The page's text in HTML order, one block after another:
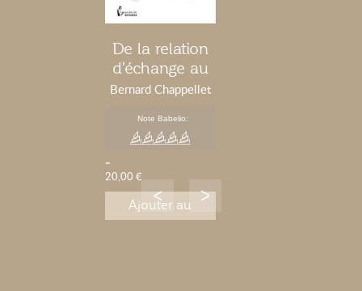
De la relation
d'échange au
partage du
Bernard Chappellet
Note Babelio:
-
20,00 €
Ajouter au